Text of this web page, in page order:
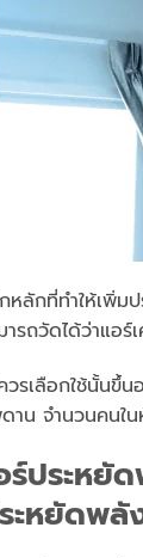
หลักที่ทำให้เพิ่ม
รถวัดได้ว่าแอ
วรเลือกใช้นั้นขึ้
าน จำนวนคนใ
ร์ประหยั
ะหยัดพลั